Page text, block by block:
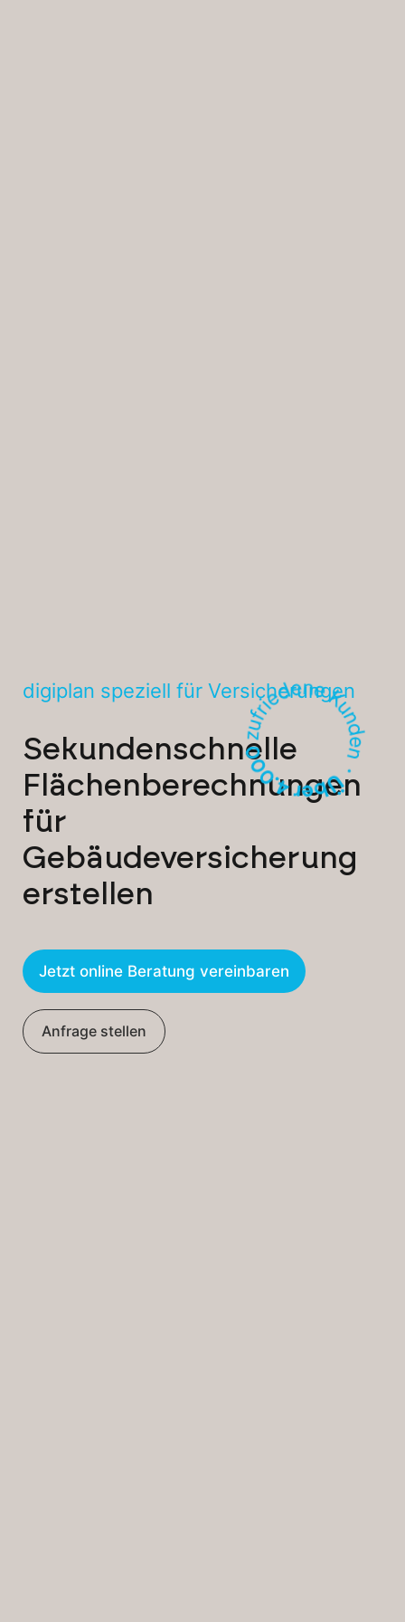
digiplan speziell für Versicherungen
Sekundenschnelle
Flächenberechnungen
für
Gebäudeversicherung
erstellen
Jetzt online Beratung vereinbaren
Anfrage stellen